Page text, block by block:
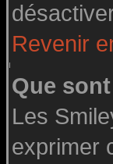
Revenir
Que
Les
exprimer